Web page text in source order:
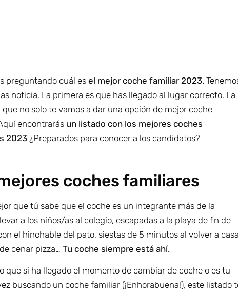
preguntando cuál esel mejor coche familiar 2023.
noticia. La primera es que has llegado al lugar correcto. La
que no solo te vamos a dar una opción de mejor coche
encontrarás un listado con los mejores coches
2023 ¿Preparados para conocer a los candidatos?
coches familiares
que tú sabe que el coche es un integrante más de la
a los niños/as al colegio, escapadas a la playa de fin de
el hinchable del pato, siestas de 5 minutos al volver a
cenar pizza…Tu coche siempre está ahí.
que si ha llegado el momento de cambiar de coche o es tu
buscando un coche familiar (¡Enhorabuena!), este listado